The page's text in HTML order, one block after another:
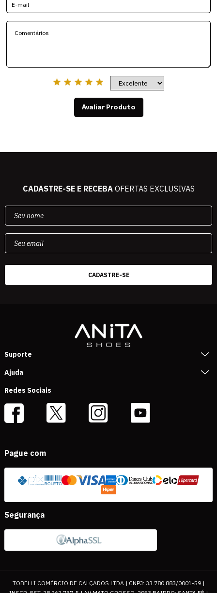
Avaliar Produto
CADASTRE-SE E RECEBAOFERTAS EXCLUSIVAS
Suporte
Ajuda
Redes Sociais
Pague com
Segurança
TOBELLI COMÉRCIO DE CALÇADOS LTDA | CNPJ: 33.780.883/0001-59 |